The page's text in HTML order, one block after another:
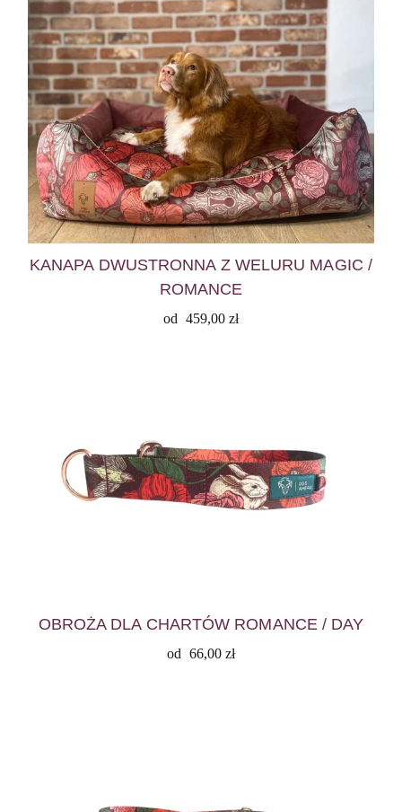
KANAPA DWUSTRONNA Z WELURU MAGIC /
ROMANCE
od 459,00 zł
OBROŻA DLA CHARTÓW ROMANCE / DAY
od 66,00 zł